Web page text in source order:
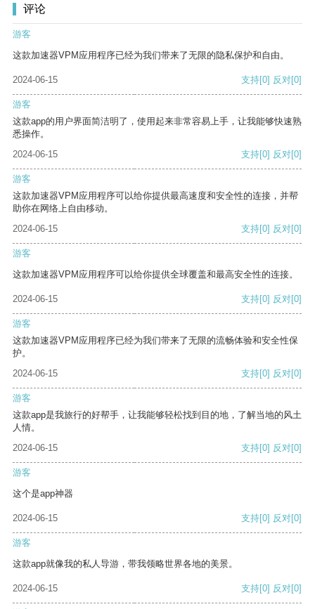
评论
游客
这款加速器VPM应用程序已经为我们带来了无限的隐私保护和自由。
2024-06-15 支持[0] 反对[0]
游客
这款app的用户界面简洁明了，使用起来非常容易上手，让我能够快速熟
悉操作。
2024-06-15
支持[0] 反对[0]
游客
这款加速器VPM应用程序可以给你提供最高速度和安全性的连接，并帮
助你在网络上自由移动。
2024-06-15
支持[0] 反对[0]
游客
这款加速器VPM应用程序可以给你提供全球覆盖和最高安全性的连接。
2024-06-15 支持[0] 反对[0]
游客
这款加速器VPM应用程序已经为我们带来了无限的流畅体验和安全性保
护。
2024-06-15
支持[0] 反对[0]
游客
这款app是我旅行的好帮手，让我能够轻松找到目的地，了解当地的风土
人情。
2024-06-15
支持[0] 反对[0]
游客
这个是app神器
2024-06-15 支持[0] 反对[0]
游客
这款app就像我的私人导游，带我领略世界各地的美景。
2024-06-15 支持[0] 反对[0]